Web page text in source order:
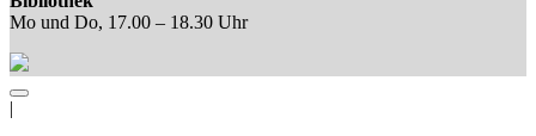
Mo und Do, 17.00 – 18.30 Uhr
|